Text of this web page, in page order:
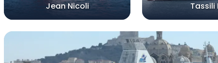
Jean Nicoli Tassili